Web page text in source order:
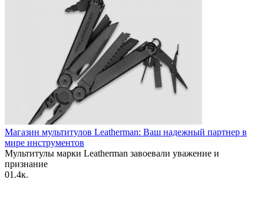
Магазин мультитулов Leatherman: Ваш надежный партнер в
мире инструментов
Мультитулы марки Leatherman завоевали уважение и
признание
01.4к.